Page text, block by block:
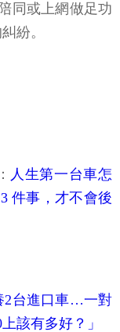
同或上網做足功
紛。
人生第一台車怎
件事，才不會後
2台進口車…一對
該有多好？」